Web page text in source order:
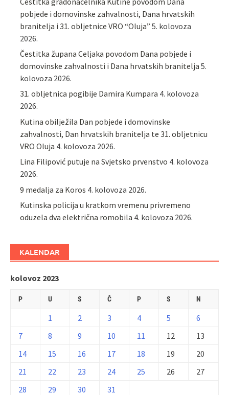
pobjede i domovinske zahvalnosti, Dana hrvatskih
branitelja i 31. obljetnice VRO “Oluja” 5. kolovoza
2026.
Čestitka župana Celjaka povodom Dana pobjede i
domovinske zahvalnosti i Dana hrvatskih branitelja 5.
kolovoza 2026.
31. obljetnica pogibije Damira Kumpara 4. kolovoza
2026.
Kutina obilježila Dan pobjede i domovinske
zahvalnosti, Dan hrvatskih branitelja te 31. obljetnicu
VRO Oluja 4. kolovoza 2026.
Lina Filipović putuje na Svjetsko prvenstvo 4. kolovoza
2026.
9 medalja za Koros 4. kolovoza 2026.
Kutinska policija u kratkom vremenu privremeno
oduzela dva električna romobila 4. kolovoza 2026.
KALENDAR
kolovoz 2023
P U S Č P S N
1 2 3 4 5
6
7
8 9 10 11 12
13
14
15 16 17 18 19
20
21
22 23 24 25 26
27
28
29 30 31